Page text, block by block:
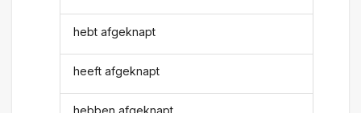
hebt afgeknapt
heeft afgeknapt